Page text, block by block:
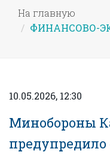
На главную
ФИНАНСОВО-
10.05.2026, 12:30
Минобороны
предупредило